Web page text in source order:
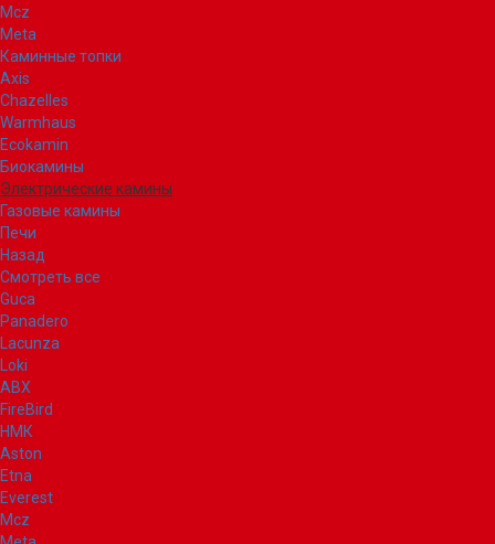
Mcz
Meta
Каминные топки
Axis
Chazelles
Warmhaus
Ecokamin
Биокамины
Электрические камины
Газовые камины
Печи
Назад
Смотреть все
Guca
Panadero
Lacunza
Loki
ABX
FireBird
НМК
Aston
Etna
Everest
Mcz